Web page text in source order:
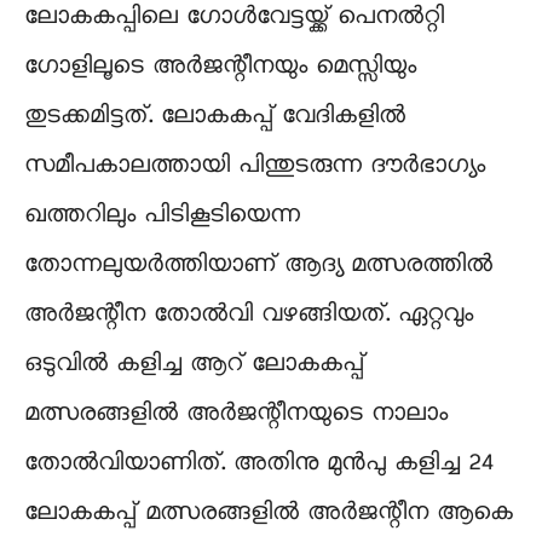
ലോകകപ്പിലെ ഗോൾവേട്ടയ്ക്ക് പെനൽറ്റി
ഗോളിലൂടെ അർജന്റീനയും മെസ്സിയും
തുടക്കമിട്ടത്. ലോകകപ്പ് വേദികളിൽ
സമീപകാലത്തായി പിന്തുടരുന്ന ദൗർഭാഗ്യം
ഖത്തറിലും പിടികൂടിയെന്ന
തോന്നലുയർത്തിയാണ് ആദ്യ മത്സരത്തിൽ
അർജന്റീന തോൽവി വഴങ്ങിയത്. ഏറ്റവും
ഒടുവിൽ കളിച്ച ആറ് ലോകകപ്പ്
മത്സരങ്ങളിൽ അർജന്റീനയുടെ നാലാം
തോൽവിയാണിത്. അതിനു മുൻപു കളിച്ച 24
ലോകകപ്പ് മത്സരങ്ങളിൽ അർജന്റീന ആകെ